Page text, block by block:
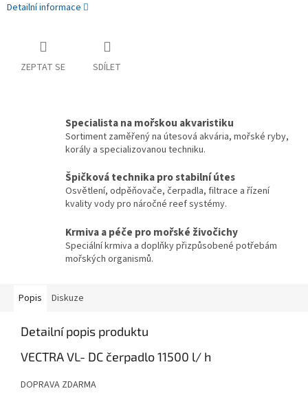
Detailní informace
ZEPTAT SE SDÍLET
Specialista na mořskou akvaristiku
Sortiment zaměřený na útesová akvária, mořské ryby,
korály a specializovanou techniku.
Špičková technika pro stabilní útes
Osvětlení, odpěňovače, čerpadla, filtrace a řízení
kvality vody pro náročné reef systémy.
Krmiva a péče pro mořské živočichy
Speciální krmiva a doplňky přizpůsobené potřebám
mořských organismů.
Popis Diskuze
Detailní popis produktu
VECTRA VL- DC čerpadlo 11500 l/ h
DOPRAVA ZDARMA